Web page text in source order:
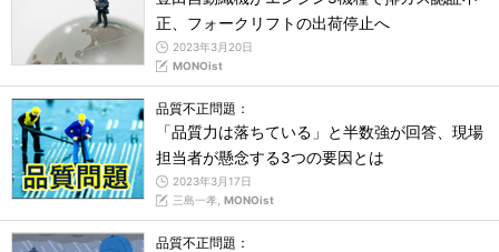
正、フォークリフトの出荷停止へ
2023年3月20日
MONOist
品質不正問題：
「品質力は落ちている」と半数強が回答、現場
担当者が懸念する3つの要因とは
2023年3月17日
三島一孝, MONOist
品質不正問題：